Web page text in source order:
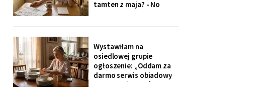
tamten z maja? - No
później zadzwoniła
synowa. Zaczęła od tego,
że „babcia podobno robi
problemy".
Wystawiłam na
osiedlowej grupie
ogłoszenie: „Oddam za
darmo serwis obiadowy
na dwanaście osób,